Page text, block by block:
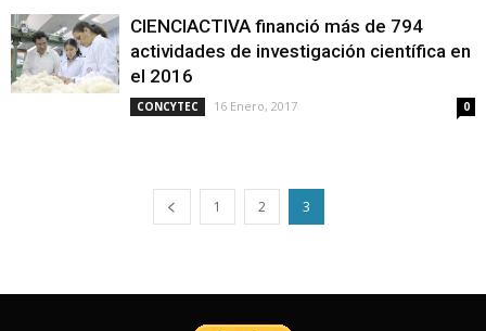
CIENCIACTIVA financió más de 794
actividades de investigación científica en
el 2016
CONCYTEC 16 Enero, 2017 0
1 2 3